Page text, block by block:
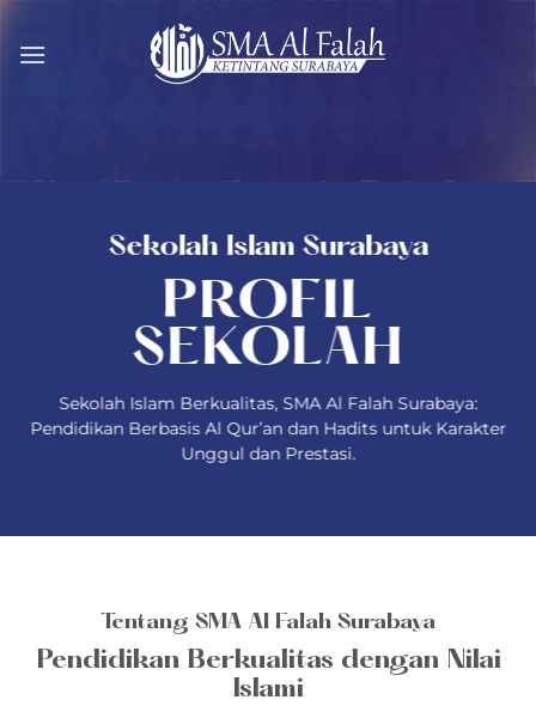
Sekolah Islam Surabaya
PROFIL
SEKOLAH
Sekolah Islam Berkualitas, SMA Al Falah Surabaya:
Pendidikan Berbasis Al Qur’an dan Hadits untuk Karakter
Unggul dan Prestasi.
Tentang SMA Al Falah Surabaya
Pendidikan Berkualitas dengan Nilai
Islami